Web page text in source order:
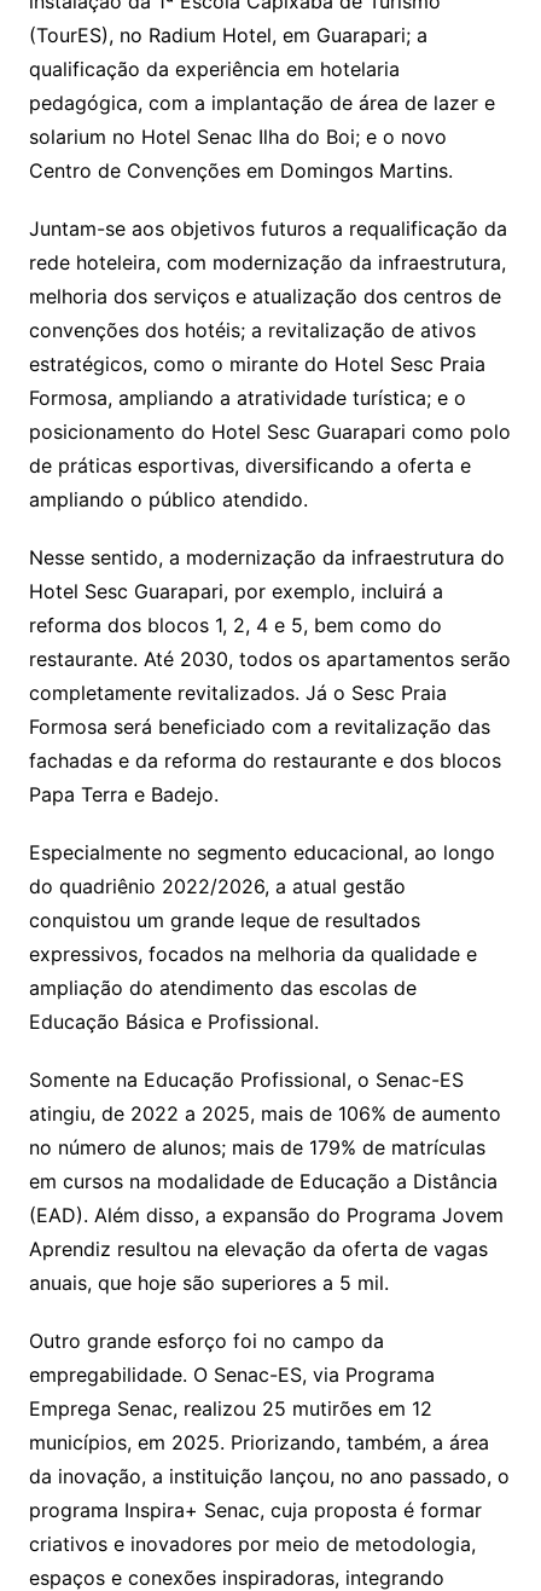
(TourES), no Radium Hotel, em Guarapari; a
qualificação da experiência em hotelaria
pedagógica, com a implantação de área de lazer e
solarium no Hotel Senac Ilha do Boi; e o novo
Centro de Convenções em Domingos Martins.
Juntam-se aos objetivos futuros a requalificação da
rede hoteleira, com modernização da infraestrutura,
melhoria dos serviços e atualização dos centros de
convenções dos hotéis; a revitalização de ativos
estratégicos, como o mirante do Hotel Sesc Praia
Formosa, ampliando a atratividade turística; e o
posicionamento do Hotel Sesc Guarapari como polo
de práticas esportivas, diversificando a oferta e
ampliando o público atendido.
Nesse sentido, a modernização da infraestrutura do
Hotel Sesc Guarapari, por exemplo, incluirá a
reforma dos blocos 1, 2, 4 e 5, bem como do
restaurante. Até 2030, todos os apartamentos serão
completamente revitalizados. Já o Sesc Praia
Formosa será beneficiado com a revitalização das
fachadas e da reforma do restaurante e dos blocos
Papa Terra e Badejo.
Especialmente no segmento educacional, ao longo
do quadriênio 2022/2026, a atual gestão
conquistou um grande leque de resultados
expressivos, focados na melhoria da qualidade e
ampliação do atendimento das escolas de
Educação Básica e Profissional.
Somente na Educação Profissional, o Senac-ES
atingiu, de 2022 a 2025, mais de 106% de aumento
no número de alunos; mais de 179% de matrículas
em cursos na modalidade de Educação a Distância
(EAD). Além disso, a expansão do Programa Jovem
Aprendiz resultou na elevação da oferta de vagas
anuais, que hoje são superiores a 5 mil.
Outro grande esforço foi no campo da
empregabilidade. O Senac-ES, via Programa
Emprega Senac, realizou 25 mutirões em 12
municípios, em 2025. Priorizando, também, a área
da inovação, a instituição lançou, no ano passado, o
programa Inspira+ Senac, cuja proposta é formar
criativos e inovadores por meio de metodologia,
espaços e conexões inspiradoras, integrando